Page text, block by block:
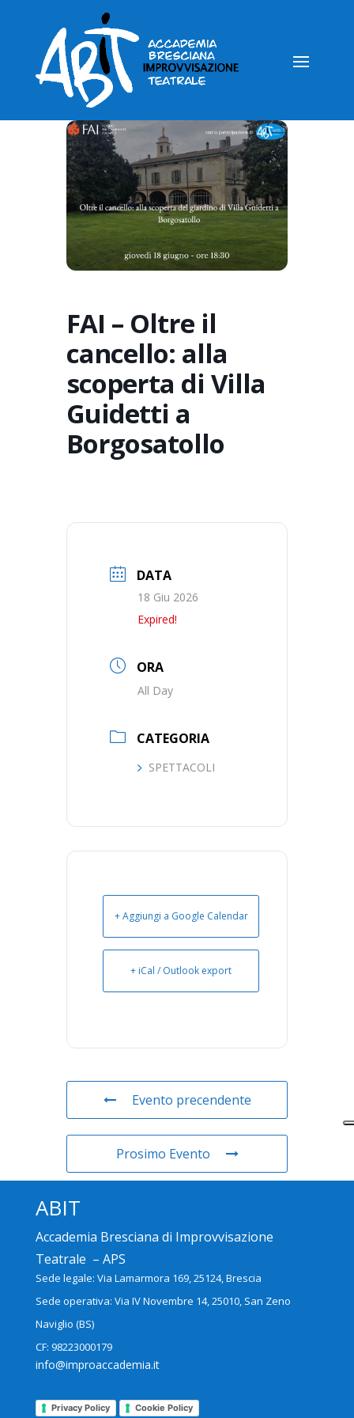
FAI – Oltre il
cancello: alla
scoperta di Villa
Guidetti a
Borgosatollo
DATA
18 Giu 2026
Expired!
ORA
All Day
CATEGORIA
SPETTACOLI
+ Aggiungi a Google Calendar
+ iCal / Outlook export
Evento precendente
Prosimo Evento
ABIT
Accademia Bresciana di Improvvisazione
Teatrale – APS
Sede legale: Via Lamarmora 169, 25124, Brescia
Sede operativa: Via IV Novembre 14, 25010, San Zeno
Naviglio (BS)
CF: 98223000179
info@improaccademia.it
Privacy Policy Cookie Policy